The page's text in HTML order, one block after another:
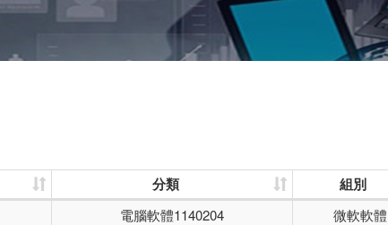
分類 組別
電腦軟體1140204 微軟軟體